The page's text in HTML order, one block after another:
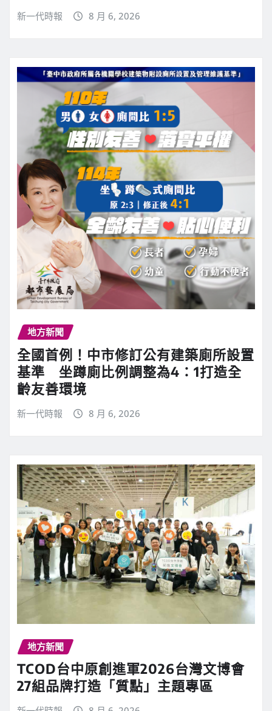
新一代時報 8 月 6, 2026
地方新聞
全國首例！中市修訂公有建築廁所設置
基準 坐蹲廁比例調整為4：1打造全
齡友善環境
新一代時報 8 月 6, 2026
地方新聞
TCOD台中原創進軍2026台灣文博會
27組品牌打造「質點」主題專區